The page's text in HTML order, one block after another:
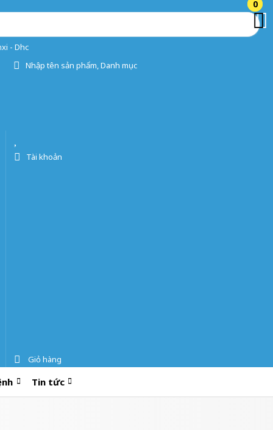
- Dhc
Nhập tên sản phẩm, Danh mục
0
Tài khoản
0
Giỏ hàng
Tin tức